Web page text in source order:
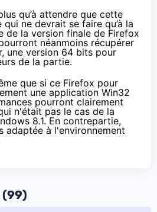
qu’à attendre que cette
ne devrait se faire qu’à la
de la version finale de Firefox
néanmoins récupérer
une version 64 bits pour
de la partie.
que si ce Firefox pour
une application Win32
pourront clairement
n'était pas le cas de la
8.1. En contrepartie,
adaptée à l'environnement
(99)